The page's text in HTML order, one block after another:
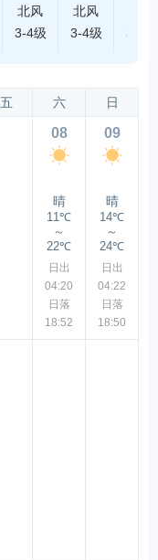
北风
3-4级
北风
3-4级
3-4级
五 六 日
08
晴
11℃
～
22℃
日出
04:20
日落
18:52
09
晴
14℃
～
24℃
日出
04:22
日落
18:50